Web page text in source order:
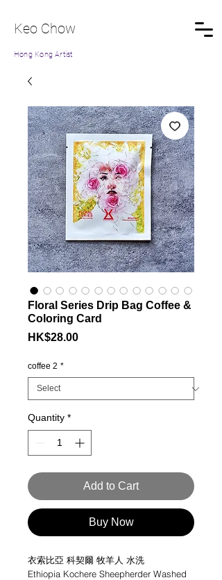
Keo Chow
Hong Kong Artist
Floral Series Drip Bag Coffee &
Coloring Card
HK$28.00Price
coffee 2 *
Quantity *
Add to Cart
Buy Now
衣索比亞 科契爾 牧羊人 水洗
Ethiopia Kochere Sheepherder Washed